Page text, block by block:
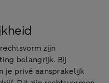
zijn
belangrijk. Bij
je privé aansprakelijk